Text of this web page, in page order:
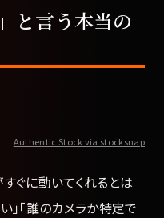
と言う本当の
Authentic Stock via stocksnap
ぐに動いてくれるとは
」「誰のカメラか特定で